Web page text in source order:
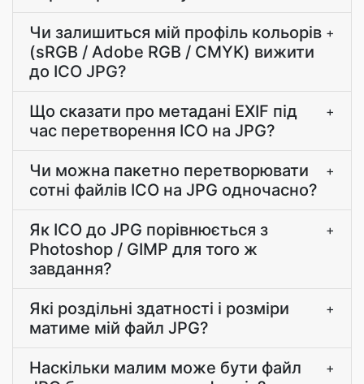
Чи залишиться мій профіль кольорів
(sRGB / Adobe RGB / CMYK) вижити
до ICO JPG?
+
Що сказати про метадані EXIF під
час перетворення ICO на JPG?
+
Чи можна пакетно перетворювати
сотні файлів ICO на JPG одночасно?
+
Як ICO до JPG порівнюється з
Photoshop / GIMP для того ж
завдання?
+
Які роздільні здатності і розміри
матиме мій файл JPG?
+
Наскільки малим може бути файл
+